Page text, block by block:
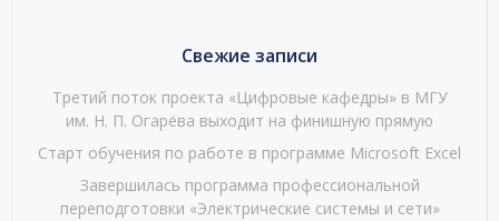
Свежие записи
Третий поток проекта «Цифровые кафедры» в МГУ
им. Н. П. Огарёва выходит на финишную прямую
Старт обучения по работе в программе Microsoft Excel
Завершилась программа профессиональной
переподготовки «Электрические системы и сети»